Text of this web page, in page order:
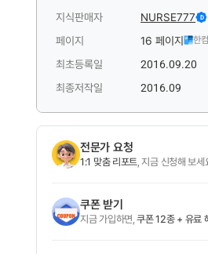
지식판매자 NURSE777 D
페이지 16 페이지 한
최초등록일
2016.09.20
최종저작일
2016.09
전문가 요청
1:1 맞춤 리포트, 지금 신청해 보세
쿠폰 받기
지금 가입하면,쿠폰 12종 + 유료